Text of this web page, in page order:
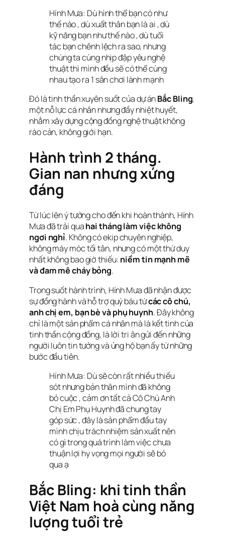
Hính Mưa: Dù hình thể bạn có như
thế nào , dù xuất thân bạn là ai , dù
kỹ năng bạn như thế nào , dù tuổi
tác bạn chênh lệch ra sao, nhưng
chúng ta cùng nhịp đập yêu nghệ
thuật thì mình đều sẽ có thể cùng
nhau tạo ra 1 sân chơi lành mạnh
Đó là tinh thần xuyên suốt của dự ánBắc Bling,
một nỗ lực cá nhân nhưng đầy nhiệt huyết,
nhằm xây dựng cộng đồng nghệ thuật không
rào cản, không giới hạn.
Hành trình 2 tháng.
Gian nan nhưng xứng
đáng
Từ lúc lên ý tưởng cho đến khi hoàn thành, Hính
Mưa đã trải quahai tháng làm việc không
ngơi nghỉ. Không có ekip chuyên nghiệp,
không máy móc tối tân, nhưng có một thứ duy
nhất không bao giờ thiếu: niềm tin mạnh mẽ
và đam mê cháy bỏng.
Trong suốt hành trình, Hính Mưa đã nhận được
sự đồng hành và hỗ trợ quý báu từcác cô chú,
anh chị em, bạn bè và phụ huynh. Đây không
chỉ là một sản phẩm cá nhân mà là kết tinh của
tinh thần cộng đồng, là lời tri ân gửi đến những
người luôn tin tưởng và ủng hộ bạn ấy từ những
bước đầu tiên.
Hính Mưa: Dù sẽ còn rất nhiều thiếu
sót nhưng bản thân mình đã không
bỏ cuộc , cảm ơn tất cả Cô Chú Anh
Chị Em Phụ Huynh đã chung tay
góp sức , đây là sản phẩm đầu tay
mình chịu trách nhiệm sản xuất nên
có gì trong quá trình làm việc chưa
thuận lợi hy vọng mọi người sẽ bỏ
qua ạ
Bắc Bling: khi tinh thần
Việt Nam hoà cùng năng
lượng tuổi trẻ